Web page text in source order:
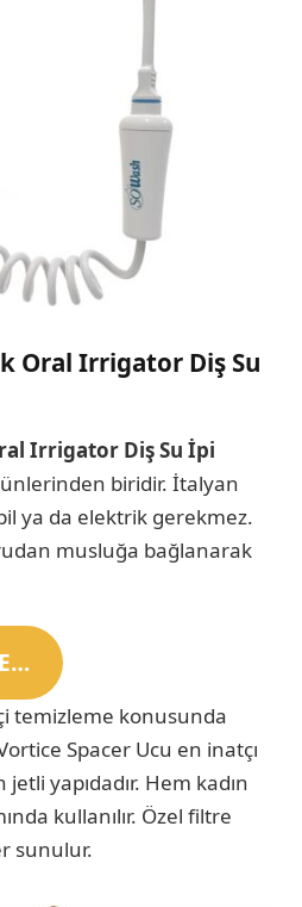
Oral Irrigator Diş Su
Irrigator Diş Su İpi
biridir. İtalyan
ya da elektrik gerekmez.
musluğa bağlanarak
temizleme konusunda
Spacer Ucu en inatçı
jetli yapıdadır. Hem kadın
kullanılır. Özel filtre
sunulur.